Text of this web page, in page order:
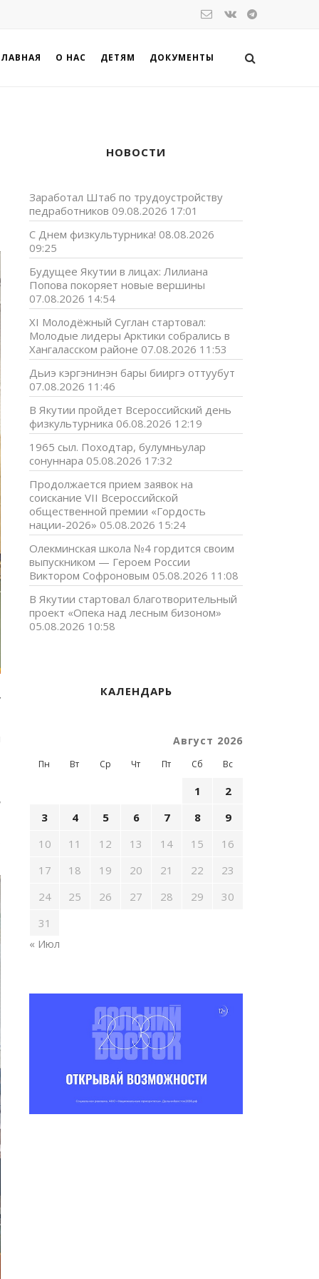
О НАС ДЕТЯМ ДОКУМЕНТЫ
НОВОСТИ
Заработал Штаб по трудоустройству
педработников 09.08.2026 17:01
С Днем физкультурника! 08.08.2026
09:25
Будущее Якутии в лицах: Лилиана
Попова покоряет новые вершины
07.08.2026 14:54
XI Молодёжный Суглан стартовал:
Молодые лидеры Арктики собрались в
Хангаласском районе 07.08.2026 11:53
Дьиэ кэргэнинэн бары бииргэ оттуубут
07.08.2026 11:46
В Якутии пройдет Всероссийский день
физкультурника 06.08.2026 12:19
1965 сыл. Походтар, булумньулар
сонуннара 05.08.2026 17:32
Продолжается прием заявок на
соискание VII Всероссийской
общественной премии «Гордость
нации-2026» 05.08.2026 15:24
Олекминская школа №4 гордится своим
выпускником — Героем России
Виктором Софроновым 05.08.2026 11:08
В Якутии стартовал благотворительный
проект «Опека над лесным бизоном»
05.08.2026 10:58
КАЛЕНДАРЬ
Август 2026
Пн Вт Ср Чт Пт Сб Вс
1
2
3
4 5 6 7 8
9
10
11 12 13 14 15
16
17
18 19 20 21 22
23
24
25 26 27 28 29
30
31
« Июл